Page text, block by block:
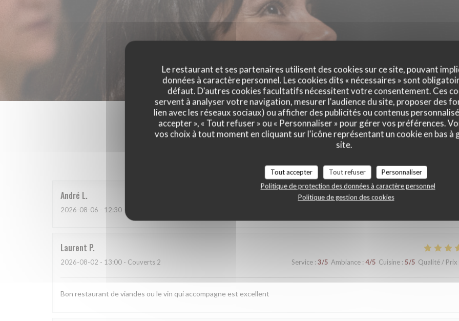
Le restaurant et ses partenaires utilisent des cookies sur ce site, pouvant
données à caractère personnel. Les cookies dits « nécessaires » sont
défaut. D'autres cookies facultatifs nécessitent votre consentement. Ces
servent à analyser votre navigation, mesurer l'audience du site, proposer des
lien avec les réseaux sociaux) ou afficher des publicités ou contenus
accepter », « Tout refuser » ou « Personnaliser » pour gérer vos préférences.
vos choix à tout moment en cliquant sur l'icône représentant un cookie en bas à
site.
Tout accepter Tout refuser
Personnaliser
Politique de protection des données à caractère personnel
Politique de gestion des cookies
Les avis de nos clients
André L
2026-08-06 - 12:30 - Couverts 3
Laurent P
2026-08-02 - 13:00 - Couverts 2 Service : 3/5 Ambiance : 4/5 Cuisine : 5/5 Qualité / Prix
Bon restaurant de viandes ou le vin qui accompagne est excellent